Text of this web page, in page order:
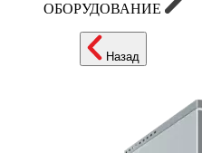
ОБОРУДОВАНИЕ
Назад